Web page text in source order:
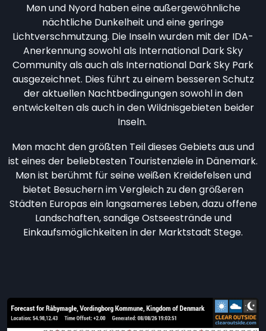
Møn und Nyord haben eine außergewöhnliche
nächtliche Dunkelheit und eine geringe
Lichtverschmutzung. Die Inseln wurden mit der IDA-
Anerkennung sowohl als International Dark Sky
Community als auch als International Dark Sky Park
ausgezeichnet. Dies führt zu einem besseren Schutz
der aktuellen Nachtbedingungen sowohl in den
entwickelten als auch in den Wildnisgebieten beider
Inseln.
Møn macht den größten Teil dieses Gebiets aus und
ist eines der beliebtesten Touristenziele in Dänemark.
Møn ist berühmt für seine weißen Kreidefelsen und
bietet Besuchern im Vergleich zu den größeren
Städten Europas ein langsameres Leben, dazu offene
Landschaften, sandige Ostseestrände und
Einkaufsmöglichkeiten in der Marktstadt Stege.